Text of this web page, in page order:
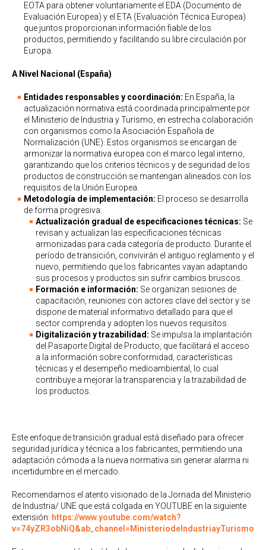
EOTA para obtener voluntariamente el EDA (Documento de
Evaluación Europea) y el ETA (Evaluación Técnica Europea)
que juntos proporcionan información fiable de los
productos, permitiendo y facilitando su libre circulación por
Europa.
A Nivel Nacional (España)
Entidades responsables y coordinación: En España, la
actualización normativa está coordinada principalmente por
el Ministerio de Industria y Turismo, en estrecha colaboración
con organismos como la Asociación Española de
Normalización (UNE). Estos organismos se encargan de
armonizar la normativa europea con el marco legal interno,
garantizando que los criterios técnicos y de seguridad de los
productos de construcción se mantengan alineados con los
requisitos de la Unión Europea.
Metodología de implementación: El proceso se desarrolla
de forma progresiva:
Actualización gradual de especificaciones técnicas: Se
revisan y actualizan las especificaciones técnicas
armonizadas para cada categoría de producto. Durante el
período de transición, convivirán el antiguo reglamento y el
nuevo, permitiendo que los fabricantes vayan adaptando
sus procesos y productos sin sufrir cambios bruscos.
Formación e información: Se organizan sesiones de
capacitación, reuniones con actores clave del sector y se
dispone de material informativo detallado para que el
sector comprenda y adopten los nuevos requisitos.
Digitalización y trazabilidad: Se impulsa la implantación
del Pasaporte Digital de Producto, que facilitará el acceso
a la información sobre conformidad, características
técnicas y el desempeño medioambiental, lo cual
contribuye a mejorar la transparencia y la trazabilidad de
los productos.
Este enfoque de transición gradual está diseñado para ofrecer
seguridad jurídica y técnica a los fabricantes, permitiendo una
adaptación cómoda a la nueva normativa sin generar alarma ni
incertidumbre en el mercado.
Recomendamos el atento visionado de la Jornada del Ministerio
de Industria/ UNE que está colgada en YOUTUBE en la siguiente
extensión: https://www.youtube.com/watch?
v=74yZR3obNiQ&ab_channel=MinisteriodeIndustriayTurismo